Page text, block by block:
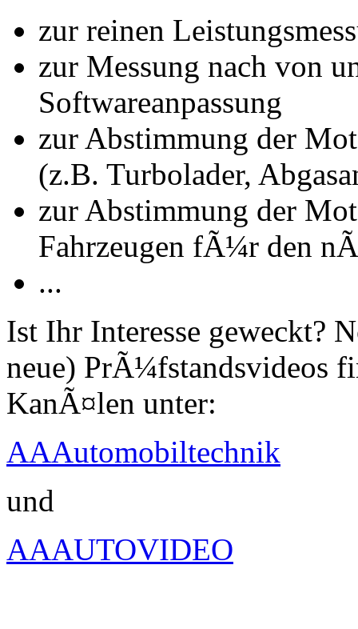
zur reinen
zur Messung nach von
Softwareanpassung
zur Abstimmung der
(z.B. Turbolader,
zur Abstimmung der
Fahrzeugen fÃ¼r den
...
Ist Ihr Interesse geweckt?
neue) PrÃ¼fstandsvideos
KanÃ¤len unter:
AAAutomobiltechnik
und
AAAUTOVIDEO